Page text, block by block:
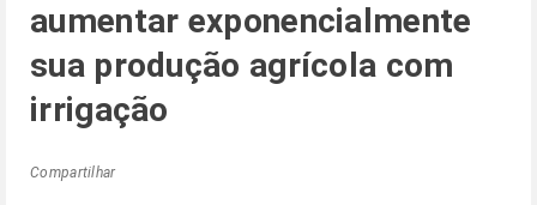
aumentar exponencialmente
sua produção agrícola com
irrigação
Compartilhar